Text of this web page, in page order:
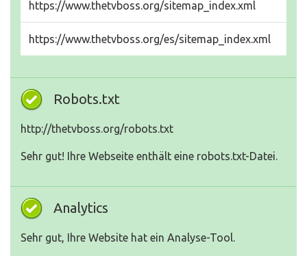
https://www.thetvboss.org/sitemap_index.xml
https://www.thetvboss.org/es/sitemap_index.xml
Robots.txt
http://thetvboss.org/robots.txt
Sehr gut! Ihre Webseite enthält eine robots.txt-Datei.
Analytics
Sehr gut, Ihre Website hat ein Analyse-Tool.